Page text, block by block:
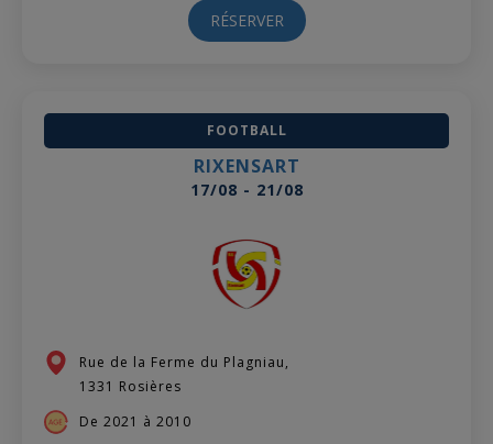
RÉSERVER
FOOTBALL
RIXENSART
17/08 - 21/08
Rue de la Ferme du Plagniau,
1331 Rosières
De 2021 à 2010